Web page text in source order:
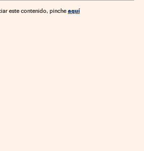
este contenido, pinche aquí